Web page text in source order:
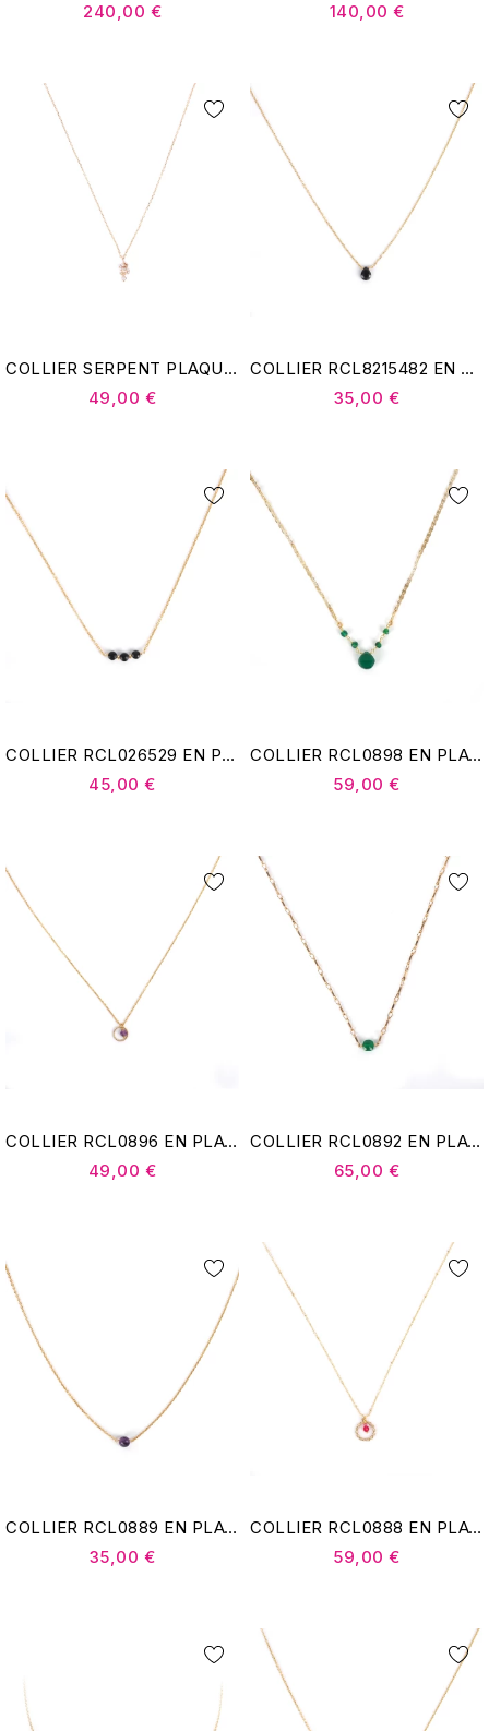
240,00 €
140,00 €
COLLIER SERPENT PLAQUÉ OR - POMME CANNELLE
49,00 €
COLLIER RCL8215482 EN PLAQUÉ OR - POMME CANNELLE
35,00 €
COLLIER RCL026529 EN PLAQUÉ OR - POMME CANNELLE
45,00 €
COLLIER RCL0898 EN PLAQUÉ OR - POMME CANNELLE
59,00 €
COLLIER RCL0896 EN PLAQUÉ OR - POMME CANNELLE
49,00 €
COLLIER RCL0892 EN PLAQUÉ OR - POMME CANNELLE
65,00 €
COLLIER RCL0889 EN PLAQUÉ OR - POMME CANNELLE
35,00 €
COLLIER RCL0888 EN PLAQUÉ OR - POMME CANNELLE
59,00 €